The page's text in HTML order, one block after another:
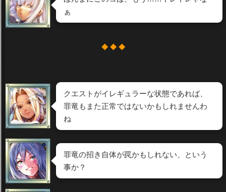
ぁ
◆ ◆ ◆
クエストがイレギュラーな状態であれば、
罪竜もまた正常ではないかもしれませんわ
ね
罪竜の招き自体が罠かもしれない、という
事か？